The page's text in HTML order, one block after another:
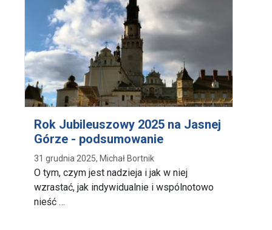
Rok Jubileuszowy 2025 na Jasnej
Górze - podsumowanie
31 grudnia 2025, Michał Bortnik
O tym, czym jest nadzieja i jak w niej
wzrastać, jak indywidualnie i wspólnotowo
nieść …